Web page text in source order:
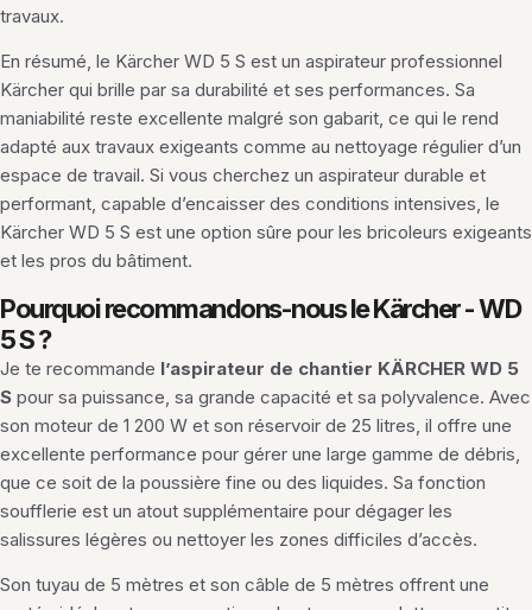
travaux.
En résumé, le Kärcher WD 5 S est un aspirateur professionnel
Kärcher qui brille par sa durabilité et ses performances. Sa
maniabilité reste excellente malgré son gabarit, ce qui le rend
adapté aux travaux exigeants comme au nettoyage régulier d’un
espace de travail. Si vous cherchez un aspirateur durable et
performant, capable d’encaisser des conditions intensives, le
Kärcher WD 5 S est une option sûre pour les bricoleurs exigeants
et les pros du bâtiment.
Pourquoi recommandons-nous le Kärcher - WD
5 S ?
Je te recommande l’aspirateur de chantier KÄRCHER WD 5
S pour sa puissance, sa grande capacité et sa polyvalence. Avec
son moteur de 1 200 W et son réservoir de 25 litres, il offre une
excellente performance pour gérer une large gamme de débris,
que ce soit de la poussière fine ou des liquides. Sa fonction
soufflerie est un atout supplémentaire pour dégager les
salissures légères ou nettoyer les zones difficiles d’accès.
Son tuyau de 5 mètres et son câble de 5 mètres offrent une